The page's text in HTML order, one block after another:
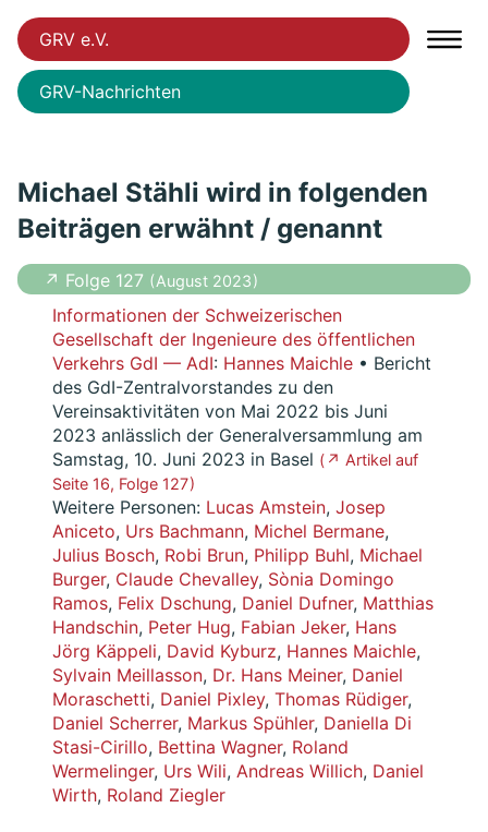
GRV e.V.
GRV-Nachrichten
Michael Stähli wird in folgenden
Beiträgen erwähnt / genannt
↗ Folge 127 ( August 2023 )
Informationen der Schweizerischen
Gesellschaft der Ingenieure des öffentlichen
Verkehrs GdI — AdI: Hannes Maichle • Bericht
des GdI-Zentralvorstandes zu den
Vereinsaktivitäten von Mai 2022 bis Juni
2023 anlässlich der Generalversammlung am
Samstag, 10. Juni 2023 in Basel ( ↗ Artikel auf
Seite 16, Folge 127 )
Weitere Personen: Lucas Amstein, Josep
Aniceto, Urs Bachmann, Michel Bermane,
Julius Bosch, Robi Brun, Philipp Buhl, Michael
Burger, Claude Chevalley, Sònia Domingo
Ramos, Felix Dschung, Daniel Dufner, Matthias
Handschin, Peter Hug, Fabian Jeker, Hans
Jörg Käppeli, David Kyburz, Hannes Maichle,
Sylvain Meillasson, Dr. Hans Meiner, Daniel
Moraschetti, Daniel Pixley, Thomas Rüdiger,
Daniel Scherrer, Markus Spühler, Daniella Di
Stasi-Cirillo, Bettina Wagner, Roland
Wermelinger, Urs Wili, Andreas Willich, Daniel
Wirth, Roland Ziegler